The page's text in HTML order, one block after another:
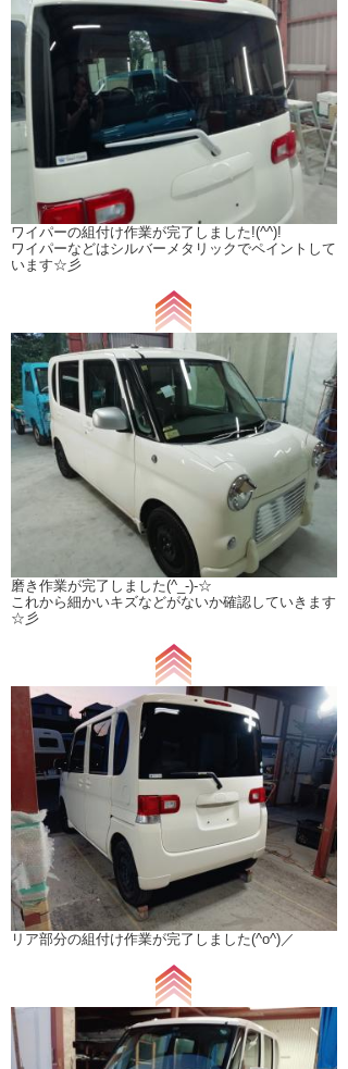
ワイパーの組付け作業が完了しました!(^^)!
ワイパーなどはシルバーメタリックでペイントして
います☆彡
磨き作業が完了しました(^_-)-☆
これから細かいキズなどがないか確認していきます
☆彡
リア部分の組付け作業が完了しました(^o^)／